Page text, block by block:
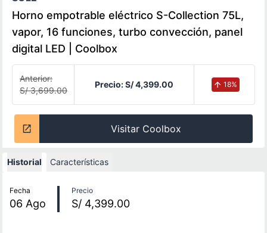
Horno empotrable eléctrico S-Collection 75L,
vapor, 16 funciones, turbo convección, panel
digital LED | Coolbox
Anterior:
S/ 3,699.00
Precio:S/ 4,399.00 18%
Visitar Coolbox
Historial Características
Fecha
06 Ago
Precio
S/ 4,399.00